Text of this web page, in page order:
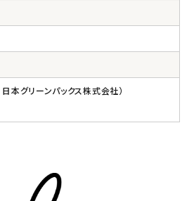
本グリーンパックス株式会社）